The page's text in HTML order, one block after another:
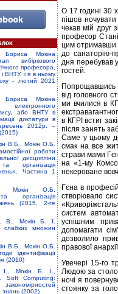
Бориса Мокіна
вибіркового
професора,
ВНТУ, і я в ньому
- лютий 2021
Бориса Мокіна
електронного
або ВНТУ в
диктатури в
2012р. –
В.Б., Мокін О.Б.
роботи
дисципліни
організація
Частина 1
Мокін О.Б.
організація
(2015, 2-ге
В., Мокін Б. І.
слабких множин
В.Б., Мокін О.Б.
ідентифікації
(2010)
І., Мокін Б. І.,
Computing:
знань (2002)
О 17 годині 30
пішов
чекав мій друг
професор
цим отримавши
до санаторію-
дня перебував
гостей.
Попрощавшись
від головного
ми вчилися в
в КГРІ встиг
після занять
Саме у цьому
смак на все
страви мами
на «1-му
некероване
Гєна в
створювало
систем
успішним
допомагати
дозволило
правової
Увечері 15-го
Людою за
ночі я
стоянку за